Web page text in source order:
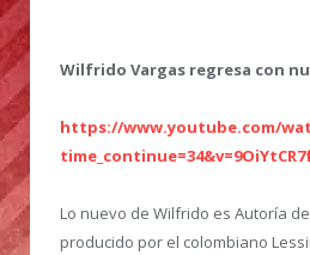
Wilfrido Vargas regresa con
https://www.youtube.com/
Lo nuevo de Wilfrido es Autoría
producido por el colombiano